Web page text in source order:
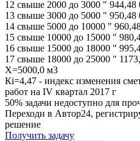
12 свыше 2000 до 3000 " 944,48
13 свыше 3000 до 5000 " 950,48
14 свыше 5000 до 10000 "
15 свыше 10000 до 15000 "
16 свыше 15000 до 18000 "
17 свыше 18000 до 25000 "
Х=5000,0 м3
Кi=4,47 - индекс изменения
работ на IV квартал 2017 г
50% задачи недоступно для
Переходи в Автор24,
решение
Получить задачу